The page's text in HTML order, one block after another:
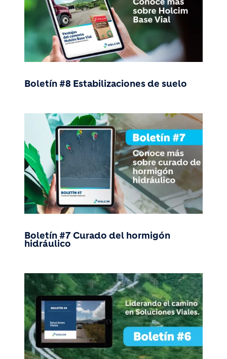
Boletín #8 Estabilizaciones de suelo
Boletín #7 Curado del hormigón
hidráulico